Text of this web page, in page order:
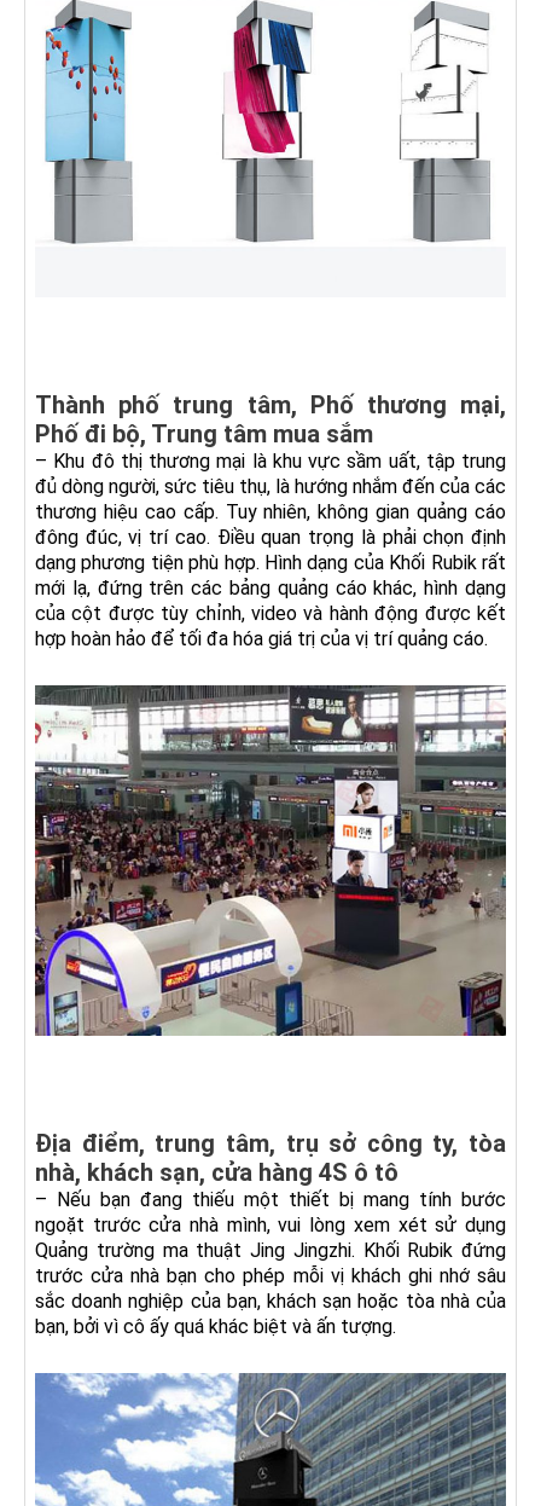
Thành phố trung tâm, Phố thương mại,
Phố đi bộ, Trung tâm mua sắm
– Khu đô thị thương mại là khu vực sầm uất, tập trung
đủ dòng người, sức tiêu thụ, là hướng nhắm đến của các
thương hiệu cao cấp. Tuy nhiên, không gian quảng cáo
đông đúc, vị trí cao. Điều quan trọng là phải chọn định
dạng phương tiện phù hợp. Hình dạng của Khối Rubik rất
mới lạ, đứng trên các bảng quảng cáo khác, hình dạng
của cột được tùy chỉnh, video và hành động được kết
hợp hoàn hảo để tối đa hóa giá trị của vị trí quảng cáo.
Địa điểm, trung tâm, trụ sở công ty, tòa
nhà, khách sạn, cửa hàng 4S ô tô
– Nếu bạn đang thiếu một thiết bị mang tính bước
ngoặt trước cửa nhà mình, vui lòng xem xét sử dụng
Quảng trường ma thuật Jing Jingzhi. Khối Rubik đứng
trước cửa nhà bạn cho phép mỗi vị khách ghi nhớ sâu
sắc doanh nghiệp của bạn, khách sạn hoặc tòa nhà của
bạn, bởi vì cô ấy quá khác biệt và ấn tượng.